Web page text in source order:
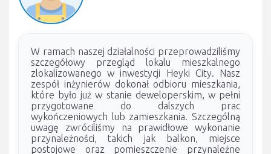
W ramach naszej działalności przeprowadziliśmy
szczegółowy przegląd lokalu mieszkalnego
zlokalizowanego w inwestycji Heyki City. Nasz
zespół inżynierów dokonał odbioru mieszkania,
które było już w stanie deweloperskim, w pełni
przygotowane do dalszych prac
wykończeniowych lub zamieszkania. Szczególną
uwagę zwróciliśmy na prawidłowe wykonanie
przynależności, takich jak balkon, miejsce
postojowe oraz pomieszczenie przynależne